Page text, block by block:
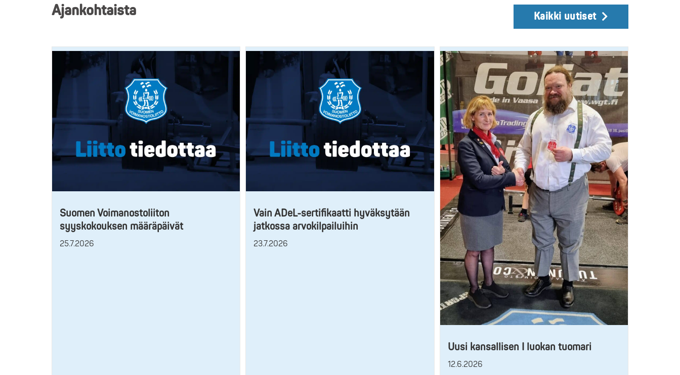
Ajankohtaista Kaikki uutiset
Suomen Voimanostoliiton
syyskokouksen määräpäivät
25.7.2026
Vain ADeL-sertifikaatti hyväksytään
jatkossa arvokilpailuihin
23.7.2026
Uusi kansallisen I luokan tuomari
12.6.2026